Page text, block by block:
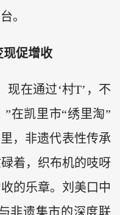
。
现促增收
现在通过‘村T’，不
在凯里市“绣里淘”
，非遗代表性传承
着，织布机的吱呀
的乐章。刘美口中
非遗集市的深度联